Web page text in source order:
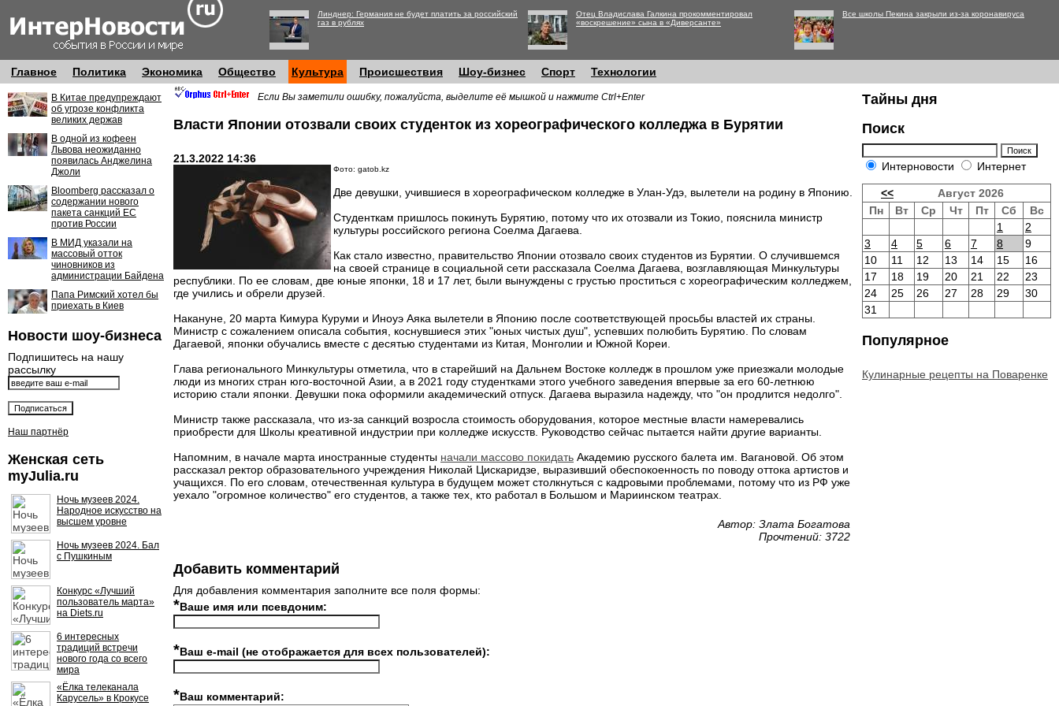
Линднер: Германия не будет платить за российский
газ в рублях
Отец Владислава Галкина прокомментировал
«воскрешение» сына в «Диверсанте»
Все школы Пекина закрыли из-за коронавируса
Главное Политика Экономика Общество Культура Происшествия Шоу-бизнес Спорт Технологии
В Китае предупреждают
об угрозе конфликта
великих держав
В одной из кофеен
Львова неожиданно
появилась Анджелина
Джоли
Bloomberg рассказал о
содержании нового
пакета санкций ЕС
против России
В МИД указали на
массовый отток
чиновников из
администрации Байдена
Папа Римский хотел бы
приехать в Киев
Новости шоу-бизнеса
Подпишитесь на нашу
рассылку
Наш партнёр
Женская сеть
myJulia.ru
Ночь музеев 2024.
Народное искусство на
высшем уровне
Ночь музеев 2024. Бал
с Пушкиным
Конкурс «Лучший
пользователь марта»
на Diets.ru
6 интересных
традиций встречи
нового года со всего
мира
«Ёлка телеканала
Карусель» в Крокусе
Если Вы заметили ошибку, пожалуйста, выделите её мышкой и нажмите Ctrl+Enter
Власти Японии отозвали своих студенток из хореографического колледжа в Бурятии
21.3.2022 14:36
Фото: gatob.kz
Две девушки, учившиеся в хореографическом колледже в Улан-Удэ, вылетели на родину в Японию.
Студенткам пришлось покинуть Бурятию, потому что их отозвали из Токио, пояснила министр
культуры российского региона Соелма Дагаева.
Как стало известно, правительство Японии отозвало своих студентов из Бурятии. О случившемся
на своей странице в социальной сети рассказала Соелма Дагаева, возглавляющая Минкультуры
республики. По ее словам, две юные японки, 18 и 17 лет, были вынуждены с грустью проститься с хореографическим колледжем,
где учились и обрели друзей.
Накануне, 20 марта Кимура Куруми и Иноуэ Аяка вылетели в Японию после соответствующей просьбы властей их страны.
Министр с сожалением описала события, коснувшиеся этих "юных чистых душ", успевших полюбить Бурятию. По словам
Дагаевой, японки обучались вместе с десятью студентами из Китая, Монголии и Южной Кореи.
Глава регионального Минкультуры отметила, что в старейший на Дальнем Востоке колледж в прошлом уже приезжали молодые
люди из многих стран юго-восточной Азии, а в 2021 году студентками этого учебного заведения впервые за его 60-летнюю
историю стали японки. Девушки пока оформили академический отпуск. Дагаева выразила надежду, что "он продлится недолго".
Министр также рассказала, что из-за санкций возросла стоимость оборудования, которое местные власти намеревались
приобрести для Школы креативной индустрии при колледже искусств. Руководство сейчас пытается найти другие варианты.
Напомним, в начале марта иностранные студенты начали массово покидать Академию русского балета им. Вагановой. Об этом
рассказал ректор образовательного учреждения Николай Цискаридзе, выразивший обеспокоенность по поводу оттока артистов и
учащихся. По его словам, отечественная культура в будущем может столкнуться с кадровыми проблемами, потому что из РФ уже
уехало "огромное количество" его студентов, а также тех, кто работал в Большом и Мариинском театрах.
Автор: Злата Богатова
Прочтений: 3722
Добавить комментарий
Для добавления комментария заполните все поля формы:
*Ваше имя или псевдоним:
*Ваш e-mail (не отображается для всех пользователей):
*Ваш комментарий:
Тайны дня
Поиск
Интерновости Интернет
<<
Август 2026
Пн
Вт Ср Чт Пт Сб
Вс
1
2
3
4 5 6 7 8
9
10
11 12 13 14 15
16
17
18 19 20 21 22
23
24
25 26 27 28 29
30
31
Популярное
Кулинарные рецепты на Поваренке